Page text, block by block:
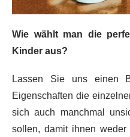
Wie wählt man die
Kinder aus?
Lassen Sie uns einen
Eigenschaften die
sich auch manchmal
sollen, damit ihnen